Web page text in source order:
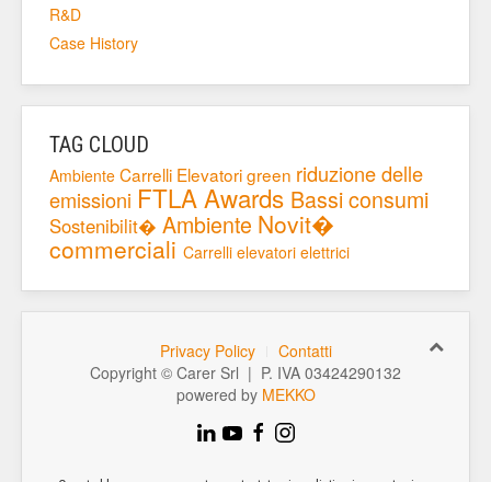
R&D
Case History
TAG CLOUD
Ambiente Carrelli Elevatorigreen riduzione delle
emissioni FTLA Awards Bassi consumi
Sostenibilit� Ambiente Novit�
commerciali Carrelli elevatori elettrici
Privacy Policy
Contatti
Copyright © Carer Srl | P. IVA 03424290132
powered by MEKKO